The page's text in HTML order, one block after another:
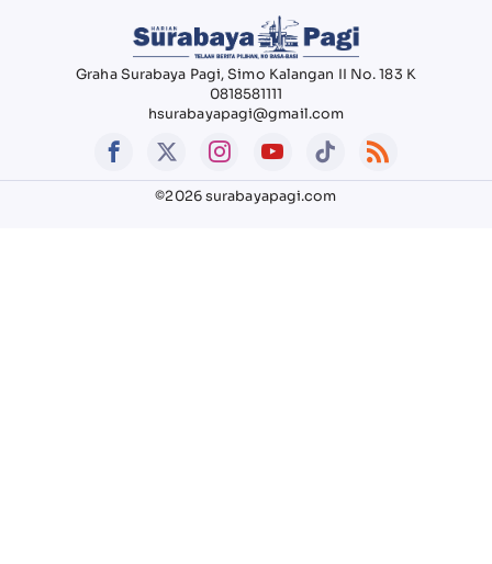
Graha Surabaya Pagi, Simo Kalangan II No. 183 K
0818581111
hsurabayapagi@gmail.com
©2026 surabayapagi.com